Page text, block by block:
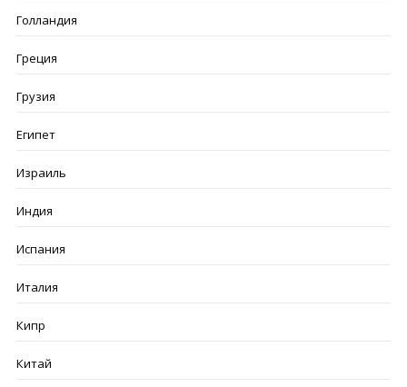
Голландия
Греция
Грузия
Египет
Израиль
Индия
Испания
Италия
Кипр
Китай